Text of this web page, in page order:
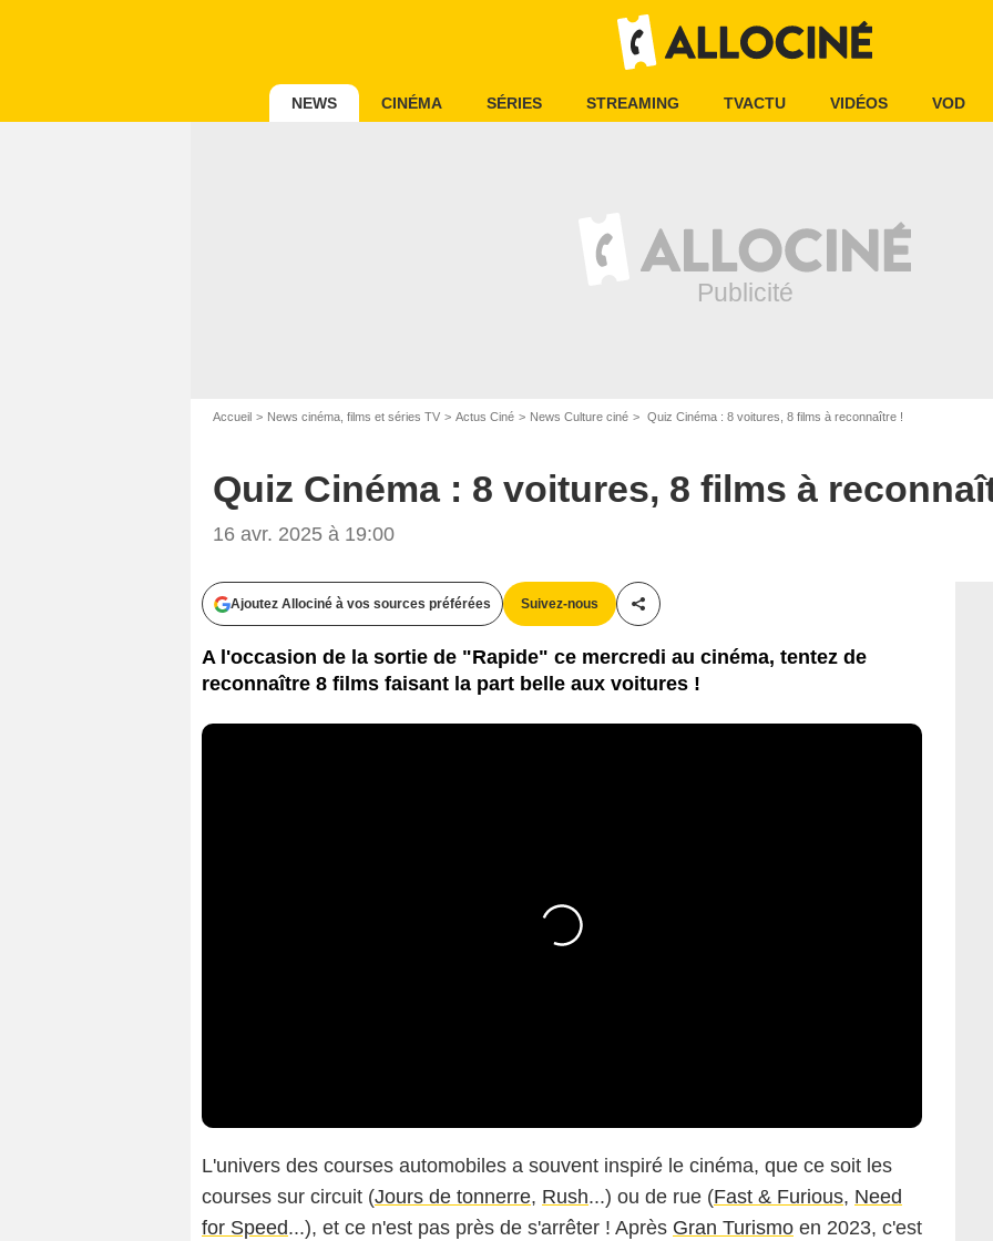
NEWS CINÉMA SÉRIES STREAMING TVACTU VIDÉOS VOD
Accueil News cinéma, films et séries TV Actus Ciné News Culture ciné Quiz Cinéma : 8 voitures, 8 films à reconnaître !
Quiz Cinéma : 8 voitures, 8 films à
16 avr. 2025 à 19:00
Ajoutez Allociné à vos sources préférées Suivez-nous
Partager cet article
A l'occasion de la sortie de "Rapide" ce mercredi au cinéma, tentez de
reconnaître 8 films faisant la part belle aux voitures !
L'univers des courses automobiles a souvent inspiré le cinéma, que ce soit les
courses sur circuit (Jours de tonnerre, Rush...) ou de rue (Fast & Furious, Need
for Speed...), et ce n'est pas près de s'arrêter ! Après Gran Turismo en 2023, c'est